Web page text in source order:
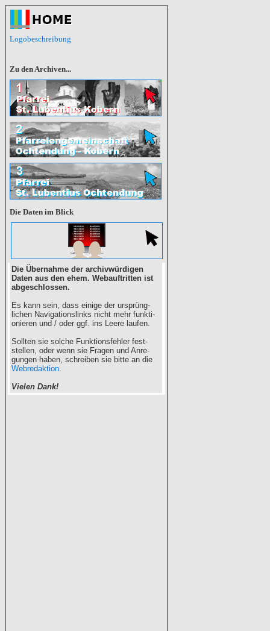
Logobeschreibung
Zu den Archiven...
Die Daten im Blick
Die Übernahme der archivwürdigen
Daten aus den ehem. Webauftritten ist
abgeschlossen.
Es kann sein, dass einige der ursprüng-
lichen Navigationslinks nicht mehr funkti-
onieren und / oder ggf. ins Leere laufen.
Sollten sie solche Funktionsfehler fest-
stellen, oder wenn sie Fragen und Anre-
gungen haben, schreiben sie bitte an die
Webredaktion.
Vielen Dank!